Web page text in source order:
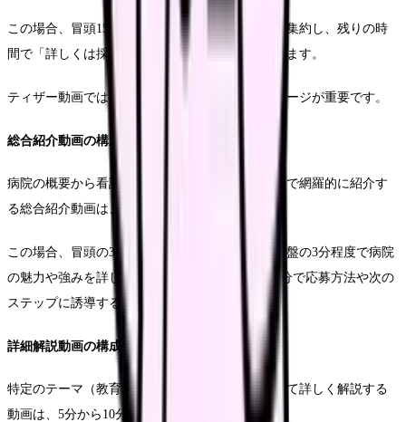
この場合、冒頭15秒で最も伝えたいメッセージを集約し、残りの時
間で「詳しくは採用サイトで」などの誘導を行います。
ティザー動画では、印象的な映像と鮮明なメッセージが重要です。
総合紹介動画の構成
病院の概要から看護体制、教育制度、福利厚生まで網羅的に紹介す
る総合紹介動画は、3分から5分が理想的です。
この場合、冒頭の30秒で視聴者の関心を引き、中盤の3分程度で病院
の魅力や強みを詳しく紹介し、最後の30秒から1分で応募方法や次の
ステップに誘導する構成が効果的です。
詳細解説動画の構成
特定のテーマ（教育制度や看護体制など）について詳しく解説する
動画は、5分から10分程度の時間が必要です。